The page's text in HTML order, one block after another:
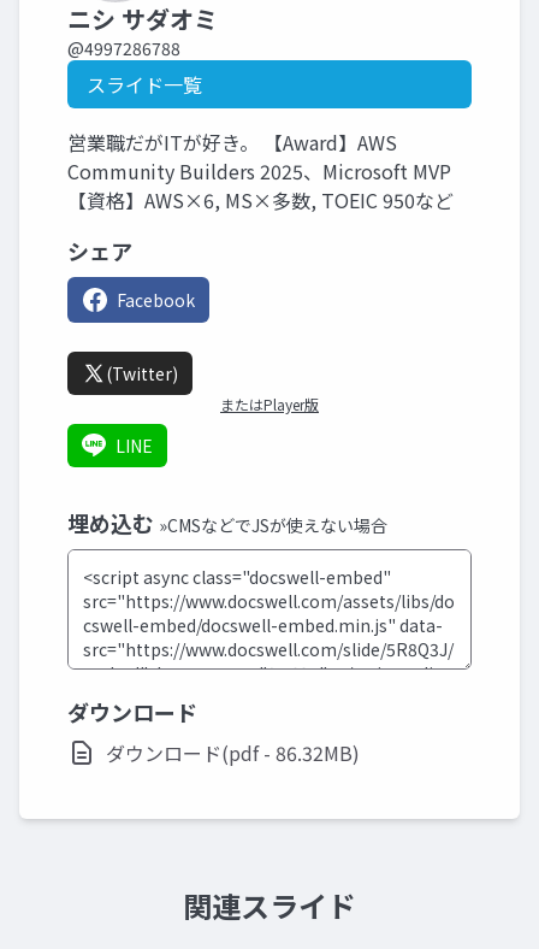
ニシ サダオミ
@4997286788
スライド一覧
営業職だがITが好き。 【Award】AWS
Community Builders 2025、Microsoft MVP
【資格】AWS×6, MS×多数, TOEIC 950など
シェア
Facebook
(Twitter)
またはPlayer版
LINE
埋め込む »CMSなどでJSが使えない場合
ダウンロード
ダウンロード(pdf - 86.32MB)
関連スライド